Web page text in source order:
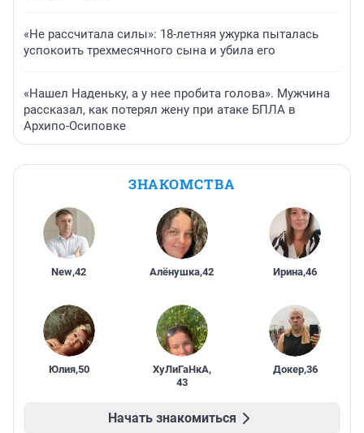
«Не рассчитала силы»: 18-летняя ужурка пыталась
успокоить трехмесячного сына и убила его
«Нашел Наденьку, а у нее пробита голова». Мужчина
рассказал, как потерял жену при атаке БПЛА в
Архипо-Осиповке
ЗНАКОМСТВА
New,42 Алёнушка,42 Ирина,46
Юлия,50 ХуЛиГаНкА,
43
Докер,36
Начать знакомиться